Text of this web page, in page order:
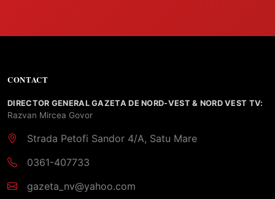
CONTACT
DIRECTOR GENERAL GAZETA DE NORD-VEST & NORD VEST TV:
Razvan Mircea Govor
Strada Petofi Sandor 4/A, Satu Mare
0361-407733
gazeta_nv@yahoo.com